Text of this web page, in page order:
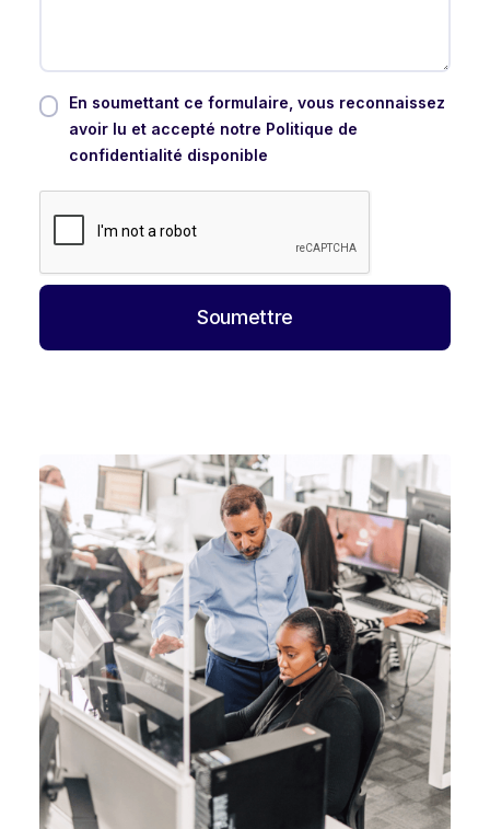
En soumettant ce formulaire, vous reconnaissez
avoir lu et accepté notre Politique de
confidentialité disponible